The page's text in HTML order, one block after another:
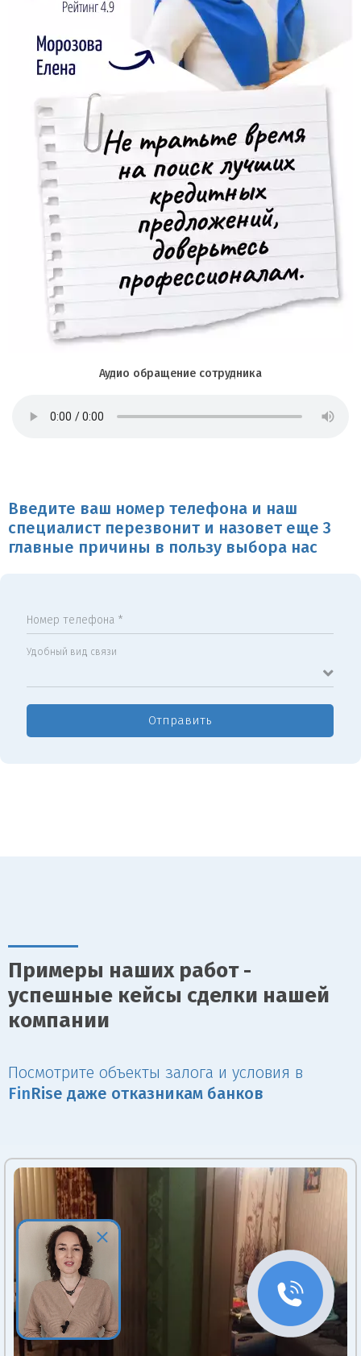
Аудио обращение сотрудника
Введите ваш номер телефона и наш
специалист перезвонит и назовет еще 3
главные причины в пользу выбора нас
Номер телефона *
Удобный вид связи
Отправить
Примеры наших работ -
успешные кейсы сделки нашей
компании
Посмотрите объекты залога и условия в
Fin Rise даже отказникам банков